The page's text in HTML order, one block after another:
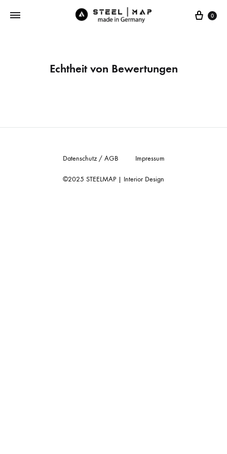
Cart
0
Echtheit von Bewertungen
©2025 STEELMAP | Interior Design
Datenschutz / AGB Impressum